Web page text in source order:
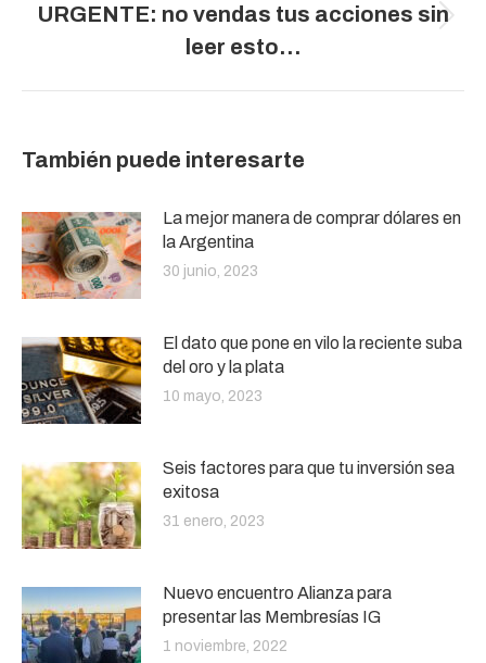
Publicación
siguiente:
URGENTE: no vendas tus acciones sin
leer esto…
También puede interesarte
La mejor manera de comprar dólares en
la Argentina
30 junio, 2023
El dato que pone en vilo la reciente suba
del oro y la plata
10 mayo, 2023
Seis factores para que tu inversión sea
exitosa
31 enero, 2023
Nuevo encuentro Alianza para
presentar las Membresías IG
1 noviembre, 2022